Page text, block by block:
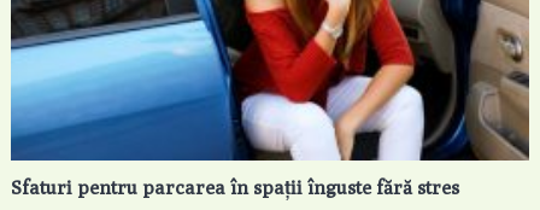
Sfaturi pentru parcarea în spații înguste fără stres